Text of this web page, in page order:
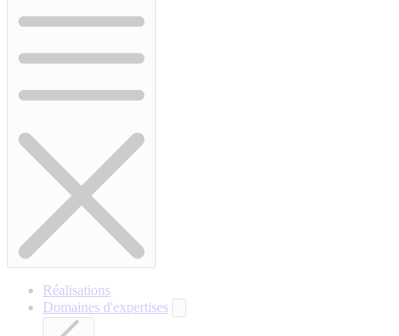
Réalisations
Domaines d'expertises